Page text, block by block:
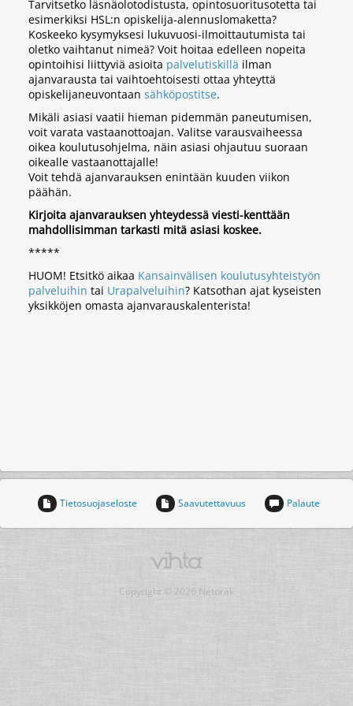
Tarvitsetko läsnäolotodistusta, opintosuoritusotetta tai
esimerkiksi HSL:n opiskelija-alennuslomaketta?
Koskeeko kysymyksesi lukuvuosi-ilmoittautumista tai
oletko vaihtanut nimeä? Voit hoitaa edelleen nopeita
opintoihisi liittyviä asioita palvelutiskillä ilman
ajanvarausta tai vaihtoehtoisesti ottaa yhteyttä
opiskelijaneuvontaan sähköpostitse.
Mikäli asiasi vaatii hieman pidemmän paneutumisen,
voit varata vastaanottoajan. Valitse varausvaiheessa
oikea koulutusohjelma, näin asiasi ohjautuu suoraan
oikealle vastaanottajalle!
Voit tehdä ajanvarauksen enintään kuuden viikon
päähän.
Kirjoita ajanvarauksen yhteydessä viesti-kenttään
mahdollisimman tarkasti mitä asiasi koskee.
*****
HUOM! Etsitkö aikaa Kansainvälisen koulutusyhteistyön
palveluihin tai Urapalveluihin? Katsothan ajat kyseisten
yksikköjen omasta ajanvarauskalenterista!
Tietosuojaseloste Saavutettavuus Palaute
Copyright © 2026 Netorek